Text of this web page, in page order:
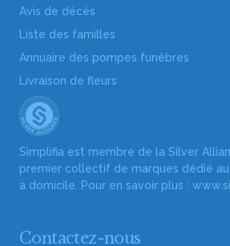
Avis de décès
Liste des familles
Annuaire des pompes funèbres
Livraison de fleurs
Simplifia est membre de la Silver
premier collectif de marques dédié
à domicile. Pour en savoir plus :
Contactez-nous